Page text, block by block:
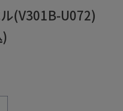
(V301B-U072)